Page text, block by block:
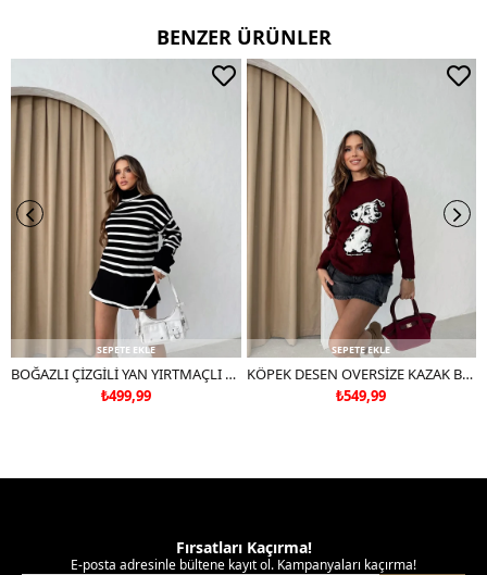
BENZER ÜRÜNLER
SEPETE EKLE
BOĞAZLI ÇİZGİLİ YAN YIRTMAÇLI OVERSİZE TRİKO KAZAK SİYAH
₺499,99
SEPETE EKLE
KÖPEK DESEN OVERSİZE KAZAK BORDO
₺549,99
Fırsatları Kaçırma!
E-posta adresinle bültene kayıt ol. Kampanyaları kaçırma!